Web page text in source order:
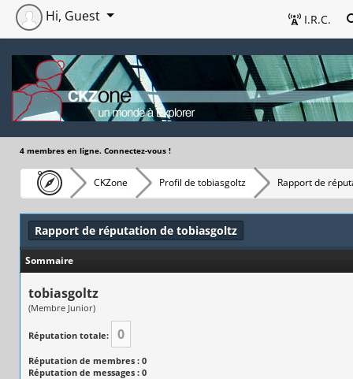
I.R.C.
Hi, Guest
4 membres en ligne. Connectez-vous !
CKZone Profil de tobiasgoltz Rapport de
Rapport de réputation de tobiasgoltz
Sommaire
tobiasgoltz
(Membre Junior)
Réputation totale: 0
Réputation de membres : 0
Réputation de messages : 0